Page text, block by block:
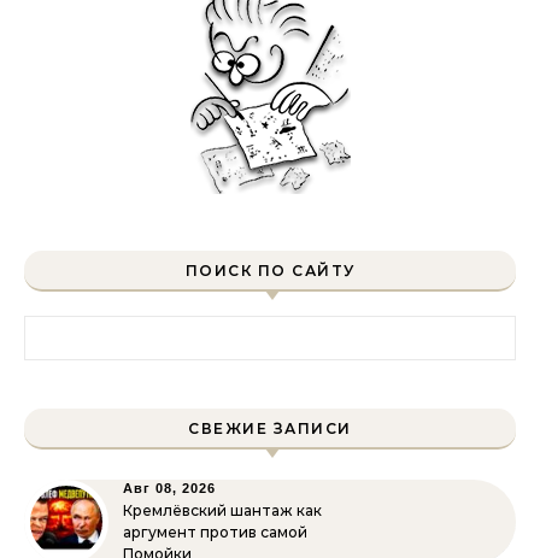
ПОИСК ПО САЙТУ
СВЕЖИЕ ЗАПИСИ
Авг 08, 2026
Кремлёвский шантаж как
аргумент против самой
Помойки